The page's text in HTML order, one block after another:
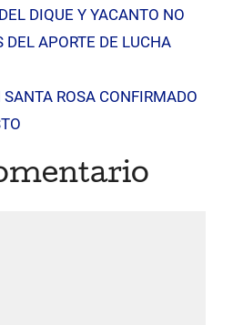
DIQUE Y YACANTO NO
DEL APORTE DE LUCHA
ROSA CONFIRMADO